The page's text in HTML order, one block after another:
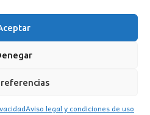
Aviso legal y condiciones de uso